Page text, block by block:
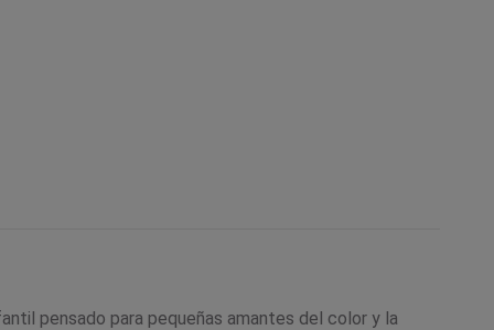
pensado para pequeñas amantes del color y la